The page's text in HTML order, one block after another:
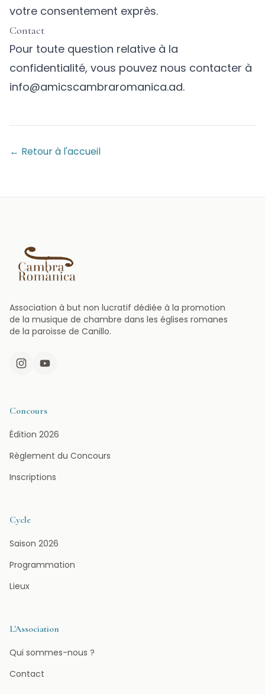
votre consentement exprès.
Contact
Pour toute question relative à la
confidentialité, vous pouvez nous contacter à
info@amicscambraromanica.ad.
← Retour à l'accueil
Association à but non lucratif dédiée à la promotion
de la musique de chambre dans les églises romanes
de la paroisse de Canillo.
Instagram
YouTube
Concours
Édition 2026
Règlement du Concours
Inscriptions
Cycle
Saison 2026
Programmation
Lieux
L'Association
Qui sommes-nous ?
Contact